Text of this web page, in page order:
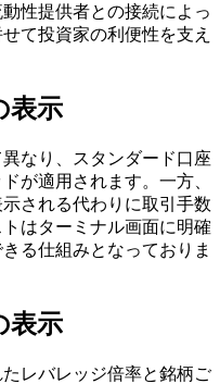
性提供者との接続によっ
て投資家の利便性を支え
表示
なり、スタンダード口座
が適用されます。一方、
される代わりに取引手数
はターミナル画面に明確
る仕組みとなっておりま
表示
レバレッジ倍率と銘柄ご